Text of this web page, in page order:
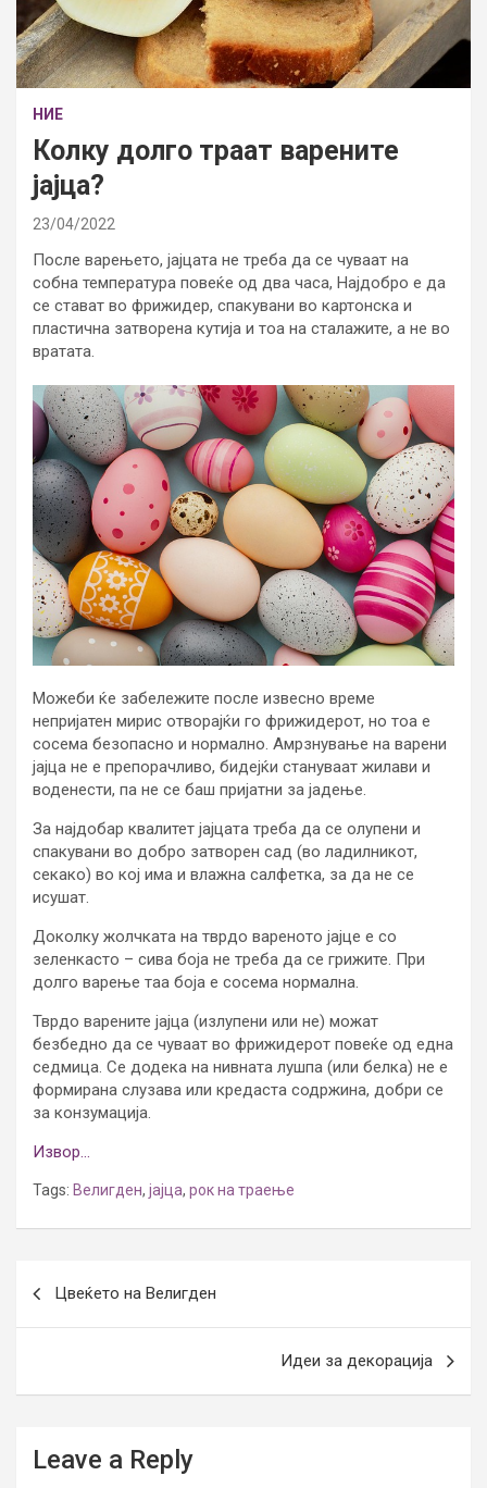
НИЕ
Колку долго траат варените
јајца?
23/04/2022
После варењето, јајцата не треба да се чуваат на
собна температура повеќе од два часа, Најдобро е да
се стават во фрижидер, спакувани во картонска и
пластична затворена кутија и тоа на сталажите, а не во
вратата.
Можеби ќе забележите после извесно време
непријатен мирис отворајќи го фрижидерот, но тоа е
сосема безопасно и нормално. Амрзнување на варени
јајца не е препорачливо, бидејќи стануваат жилави и
воденести, па не се баш пријатни за јадење.
За најдобар квалитет јајцата треба да се олупени и
спакувани во добро затворен сад (во ладилникот,
секако) во кој има и влажна салфетка, за да не се
исушат.
Доколку жолчката на тврдо вареното јајце е со
зеленкасто – сива боја не треба да се грижите. При
долго варење таа боја е сосема нормална.
Тврдо варените јајца (излупени или не) можат
безбедно да се чуваат во фрижидерот повеќе од една
седмица. Се додека на нивната лушпа (или белка) не е
формирана слузава или кредаста содржина, добри се
за конзумација.
Извор…
Tags: Велигден, јајца, рок на траење
navigation
Цвеќето на Велигден
Идеи за декорација
Leave a Reply